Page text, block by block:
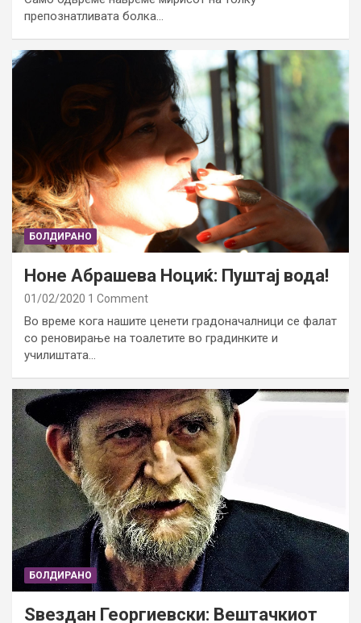
препознатливата болка…
БОЛДИРАНО
Ноне Абрашева Ноциќ: Пуштај вода!
01/02/2020 1 Comment
Во време кога нашите ценети градоначалници се фалат
со реновирање на тоалетите во градинките и
училиштата…
БОЛДИРАНО
Ѕвездан Георгиевски: Вештачкиот